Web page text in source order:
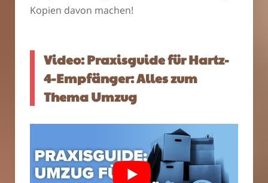
Kopien davon machen!
Video: Praxisguide für Hartz-
4-Empfänger: Alles zum
Thema Umzug